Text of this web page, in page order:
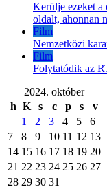
Kerülje ezeket a
oldalt, ahonnan
Film
Nemzetközi
Film
Folytatódik az
2024. október
h K s c p s
v
1
2 3 4 5
6
7
8 9 10 11 12 13
14 15 16 17 18 19 20
21 22 23 24 25 26 27
28 29 30 31